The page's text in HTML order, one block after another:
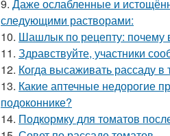
9. Даже ослабленные и
следующими растворами:
10. Шашлык по рецепту: почему
11. Здравствуйте, участники
12. Когда высаживать рассаду
13. Какие аптечные недорогие
подоконнике?
14. Подкормку для томатов